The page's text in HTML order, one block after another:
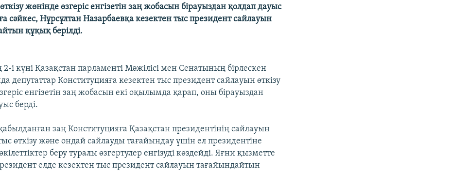
жөнінде өзгеріс енгізетін заң жобасын бірауыздан қолдап дауыс
сәйкес, Нұрсұлтан Назарбаевқа кезектен тыс президент сайлауын
құқық берілді.
і күні Қазақстан парламенті Мәжілісі мен Сенатының бірлескен
депутаттар Конституцияға кезектен тыс президент сайлауын өткізу
енгізетін заң жобасын екі оқылымда қарап, оны бірауыздан
берді.
заң Конституцияға Қазақстан президентінің сайлауын
өткізу және ондай сайлауды тағайындау үшін ел президентіне
беру туралы өзгертулер енгізуді көздейді. Яғни қызметте
елде кезектен тыс президент сайлауын тағайындайтын